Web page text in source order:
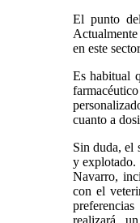
El punto
en este
Es habitual
cuanto a
Sin duda, el
y explotado.
Navarro,
con el